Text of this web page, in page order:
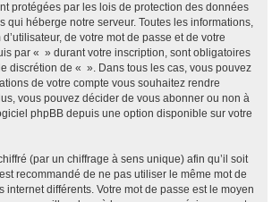
protégées par les lois de protection des données
qui héberge notre serveur. Toutes les informations,
de votre mot de passe et de votre
par « » durant votre inscription, sont obligatoires
discrétion de « ». Dans tous les cas, vous pouvez
de votre compte vous souhaitez rendre
vous pouvez décider de vous abonner ou non à
phpBB depuis une option disponible sur votre
(par un chiffrage à sens unique) afin qu’il soit
recommandé de ne pas utiliser le même mot de
internet différents. Votre mot de passe est le moyen